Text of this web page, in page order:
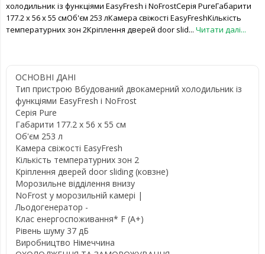
холодильник із функціями EasyFresh і NoFrostСерія PureГабарити
177.2 x 56 x 55 смОб'єм 253 лКамера свіжості EasyFreshКількість
температурних зон 2Кріплення дверей door slid... Читати далі...
ОСНОВНІ ДАНІ
Тип пристрою Вбудований двокамерний холодильник із
функціями EasyFresh і NoFrost
Серія Pure
Габарити 177.2 x 56 x 55 см
Об'єм 253 л
Камера свіжості EasyFresh
Кількість температурних зон 2
Кріплення дверей door sliding (ковзне)
Морозильне відділення внизу
NoFrost у морозильній камері |
Льодогенератор -
Клас енергоспоживання* F (A+)
Рівень шуму 37 дБ
Виробництво Німеччина